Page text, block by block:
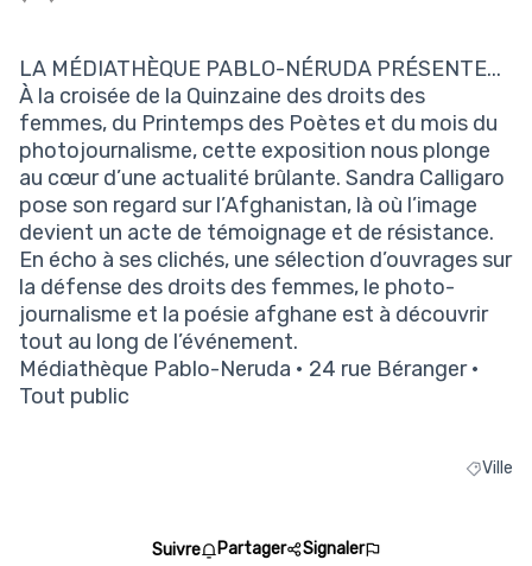
(Lien externe)
LA MÉDIATHÈQUE PABLO-NÉRUDA PRÉSENTE...
À la croisée de la Quinzaine des droits des
femmes, du Printemps des Poètes et du mois du
photojournalisme, cette exposition nous plonge
au cœur d’une actualité brûlante. Sandra Calligaro
pose son regard sur l’Afghanistan, là où l’image
devient un acte de témoignage et de résistance.
En écho à ses clichés, une sélection d’ouvrages sur
la défense des droits des femmes, le photo-
journalisme et la poésie afghane est à découvrir
tout au long de l’événement.
Médiathèque Pablo-Neruda • 24 rue Béranger •
Tout public
Filtrer
Ville
Suivre Partager Signaler